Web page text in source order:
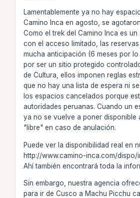
Lamentablemente ya no hay
Camino Inca en agosto, se
Como el trek del Camino Inca es
con el acceso limitado, las
mucha anticipación (6 meses por lo
por ser un sitio protegido
de Cultura, ellos imponen reglas
que no hay una lista de espera ni
los espacios cancelados porque
autoridades peruanas. Cuando un
ya no se vuelve a poner disponible
"libre" en caso de anulación.
Puede ver la disponibilidad real en
http://www.camino-inca.com/dispo/
Ahí también encontrará toda la
Sin embargo, nuestra agencia
para ir de Cusco a Machu Picchu